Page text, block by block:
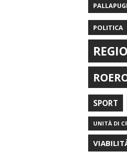
POLITICA
SPORT
UNITÀ DI